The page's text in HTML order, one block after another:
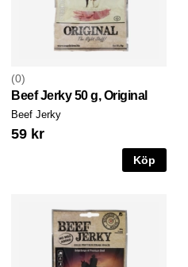
0
Beef Jerky 50 g, Original
Beef Jerky
59 kr
Köp